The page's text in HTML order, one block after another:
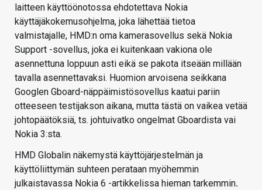
laitteen käyttöönotossa ehdotettava Nokia
käyttäjäkokemusohjelma, joka lähettää tietoa
valmistajalle, HMD:n oma kamerasovellus sekä Nokia
Support -sovellus, joka ei kuitenkaan vakiona ole
asennettuna loppuun asti eikä se pakota itseään millään
tavalla asennettavaksi. Huomion arvoisena seikkana
Googlen Gboard-näppäimistösovellus kaatui pariin
otteeseen testijakson aikana, mutta tästä on vaikea vetää
johtopäätöksiä, ts. johtuivatko ongelmat Gboardista vai
Nokia 3:sta.
HMD Globalin näkemystä käyttöjärjestelmän ja
käyttöliittymän suhteen perataan myöhemmin
julkaistavassa Nokia 6 -artikkelissa hieman tarkemmin.